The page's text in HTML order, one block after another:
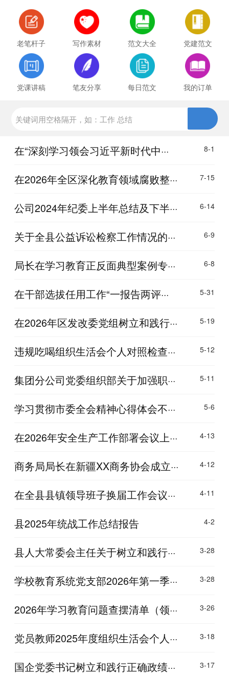
老笔杆子 写作素材 范文大全 党建范文
党课讲稿 笔友分享 每日范文 我的订单
在“深刻学习领会习近平新时代中··· 8-1
在2026年全区深化教育领域腐败整··· 7-15
公司2024年纪委上半年总结及下半··· 6-14
关于全县公益诉讼检察工作情况的··· 6-9
局长在学习教育正反面典型案例专··· 6-8
在干部选拔任用工作“一报告两评··· 5-31
在2026年区发改委党组树立和践行··· 5-19
违规吃喝组织生活会个人对照检查··· 5-12
集团分公司党委组织部关于加强职··· 5-11
学习贯彻市委全会精神心得体会不··· 5-6
在2026年安全生产工作部署会议上··· 4-13
商务局局长在新疆XX商务协会成立··· 4-12
在全县县镇领导班子换届工作会议··· 4-11
县2025年统战工作总结报告 4-2
县人大常委会主任关于树立和践行··· 3-28
学校教育系统党支部2026年第一季··· 3-28
2026年学习教育问题查摆清单（领··· 3-26
党员教师2025年度组织生活会个人··· 3-18
国企党委书记树立和践行正确政绩··· 3-17